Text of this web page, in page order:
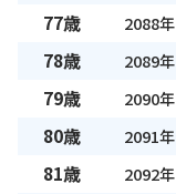
77歳 2088年
78歳 2089年
79歳 2090年
80歳 2091年
81歳 2092年